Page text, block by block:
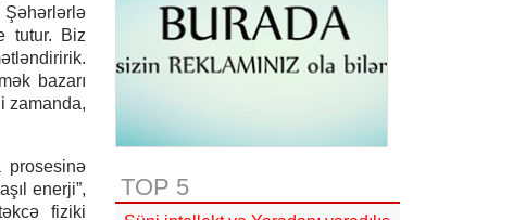
Şəhərlərlə
tutur. Biz
bazarı
zamanda,
prosesinə
enerji”,
fiziki
aldadan şəxs saxlanılıb
16:39 Səfərbərlik Xidmətinin
rüşvətlə bağlı həbs olunan 3
16:10 Jurnalistika ixtisası üzrə
TOP 5